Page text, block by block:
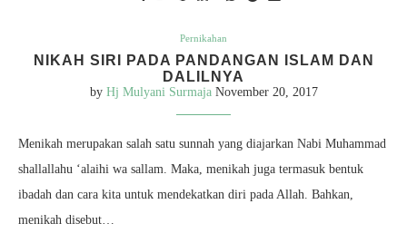
Pernikahan
NIKAH SIRI PADA PANDANGAN ISLAM DAN
DALILNYA
by Hj Mulyani Surmaja November 20, 2017
Menikah merupakan salah satu sunnah yang diajarkan Nabi Muhammad
shallallahu ‘alaihi wa sallam. Maka, menikah juga termasuk bentuk
ibadah dan cara kita untuk mendekatkan diri pada Allah. Bahkan,
menikah disebut…